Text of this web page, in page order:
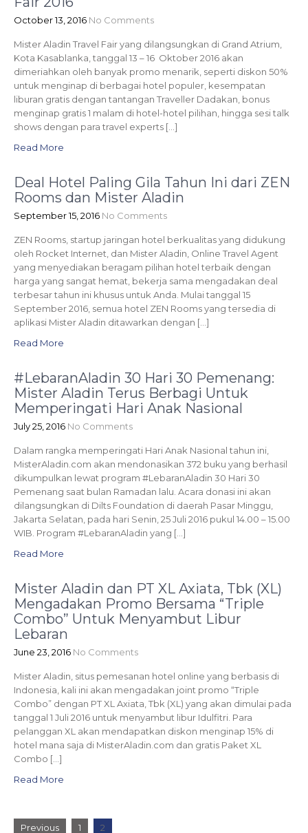
October 13, 2016 No Comments
Mister Aladin Travel Fair yang dilangsungkan di Grand Atrium,
Kota Kasablanka, tanggal 13 – 16 Oktober 2016 akan
dimeriahkan oleh banyak promo menarik, seperti diskon 50%
untuk menginap di berbagai hotel populer, kesempatan
liburan gratis dengan tantangan Traveller Dadakan, bonus
menginap gratis 1 malam di hotel-hotel pilihan, hingga sesi talk
shows dengan para travel experts […]
Read More
Deal Hotel Paling Gila Tahun Ini dari ZEN
Rooms dan Mister Aladin
September 15, 2016 No Comments
ZEN Rooms, startup jaringan hotel berkualitas yang didukung
oleh Rocket Internet, dan Mister Aladin, Online Travel Agent
yang menyediakan beragam pilihan hotel terbaik dengan
harga yang sangat hemat, bekerja sama mengadakan deal
terbesar tahun ini khusus untuk Anda. Mulai tanggal 15
September 2016, semua hotel ZEN Rooms yang tersedia di
aplikasi Mister Aladin ditawarkan dengan […]
Read More
#LebaranAladin 30 Hari 30 Pemenang:
Mister Aladin Terus Berbagi Untuk
Memperingati Hari Anak Nasional
July 25, 2016 No Comments
Dalam rangka memperingati Hari Anak Nasional tahun ini,
MisterAladin.com akan mendonasikan 372 buku yang berhasil
dikumpulkan lewat program #LebaranAladin 30 Hari 30
Pemenang saat bulan Ramadan lalu. Acara donasi ini akan
dilangsungkan di Dilts Foundation di daerah Pasar Minggu,
Jakarta Selatan, pada hari Senin, 25 Juli 2016 pukul 14.00 – 15.00
WIB. Program #LebaranAladin yang […]
Read More
Mister Aladin dan PT XL Axiata, Tbk (XL)
Mengadakan Promo Bersama “Triple
Combo” Untuk Menyambut Libur
Lebaran
June 23, 2016 No Comments
Mister Aladin, situs pemesanan hotel online yang berbasis di
Indonesia, kali ini akan mengadakan joint promo “Triple
Combo” dengan PT XL Axiata, Tbk (XL) yang akan dimulai pada
tanggal 1 Juli 2016 untuk menyambut libur Idulfitri. Para
pelanggan XL akan mendapatkan diskon menginap 15% di
hotel mana saja di MisterAladin.com dan gratis Paket XL
Combo […]
Read More
PPrevious 1 2